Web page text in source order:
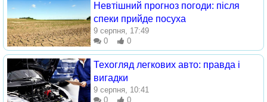
Невтішний прогноз погоди: після
спеки прийде посуха
9 серпня, 17:49
0
0
Техогляд легкових авто: правда і
вигадки
9 серпня, 10:41
0
0